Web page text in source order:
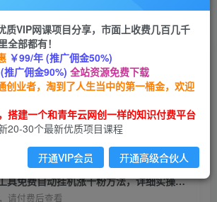
专属 正文
工具免费自动挂机涨千粉方法，
关注 私信
（6526期）使用工具免费自动挂机涨千粉方法，详细实操演示！
请付费后查看
质VIP网课项目分享，市面上收费几百几千
全部都有！
￥99/年 (推广佣金50%)
推广佣金90%) 全站资源免费下载
创业者，淘到了人生当中的第一桶金，欢迎
搭建一个和青年云网创一样的知识付费平台
20-30个最新优质项目课程
开通VIP会员 开通高级合伙人